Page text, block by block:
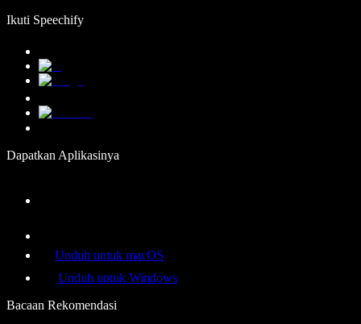
Ikuti Speechify
Dapatkan Aplikasinya
Unduh untuk macOS
Unduh untuk Windows
Bacaan Rekomendasi